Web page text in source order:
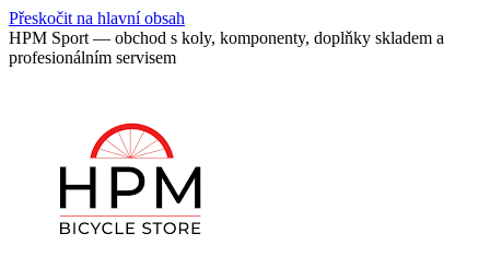
Přeskočit na hlavní obsah
HPM Sport — obchod s koly, komponenty, doplňky skladem a
profesionálním servisem